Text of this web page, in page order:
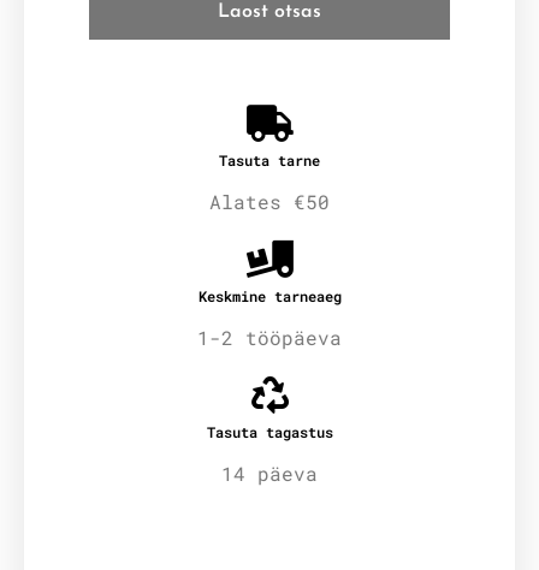
Laost otsas
Tasuta tarne
Alates €50
Keskmine tarneaeg
1-2 tööpäeva
Tasuta tagastus
14 päeva